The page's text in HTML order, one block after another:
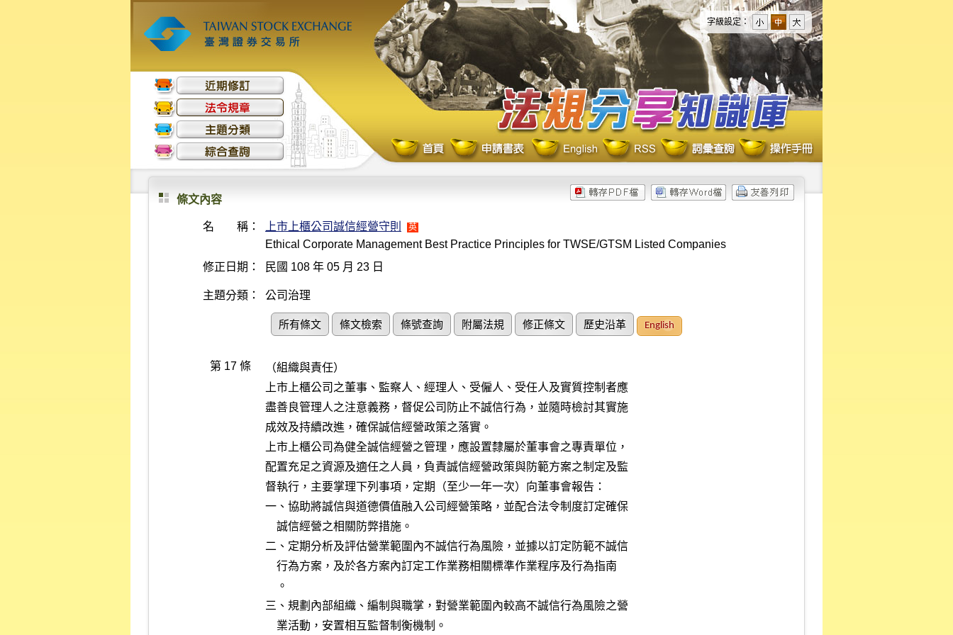
字級設定：
條文內容
名 稱： 上市上櫃公司誠信經營守則 英
Ethical Corporate Management Best Practice Principles for TWSE/GTSM Listed Companies
修正日期：
民國 108 年 05 月 23 日
主題分類： 公司治理
所有條文 條文檢索 條號查詢 附屬法規 修正條文 歷史沿革 English
第 17 條
（組織與責任）
上市上櫃公司之董事、監察人、經理人、受僱人、受任人及實質控制者應
盡善良管理人之注意義務，督促公司防止不誠信行為，並隨時檢討其實施
成效及持續改進，確保誠信經營政策之落實。
上市上櫃公司為健全誠信經營之管理，應設置隸屬於董事會之專責單位，
配置充足之資源及適任之人員，負責誠信經營政策與防範方案之制定及監
督執行，主要掌理下列事項，定期（至少一年一次）向董事會報告：
一、協助將誠信與道德價值融入公司經營策略，並配合法令制度訂定確保
二、定期分析及評估營業範圍內不誠信行為風險，並據以訂定防範不誠信
三、規劃內部組織、編制與職掌，對營業範圍內較高不誠信行為風險之營